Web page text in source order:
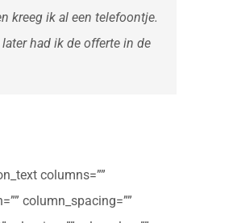
kreeg ik al een telefoontje.
had ik de offerte in de
columns=””
column_spacing=””